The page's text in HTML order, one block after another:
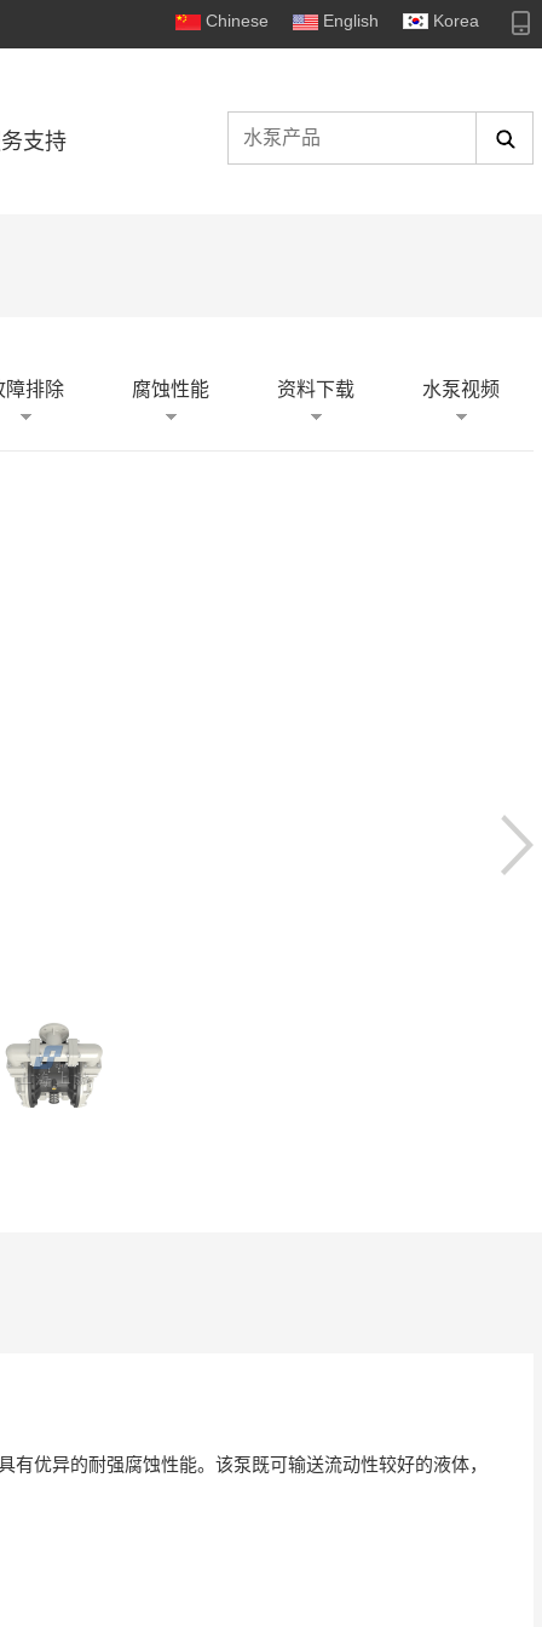
Korea
English
Chinese
支持
障排除 腐蚀性能 资料下载 水泵视频
优异的耐强腐蚀性能。该泵既可输送流动性较好的液体，